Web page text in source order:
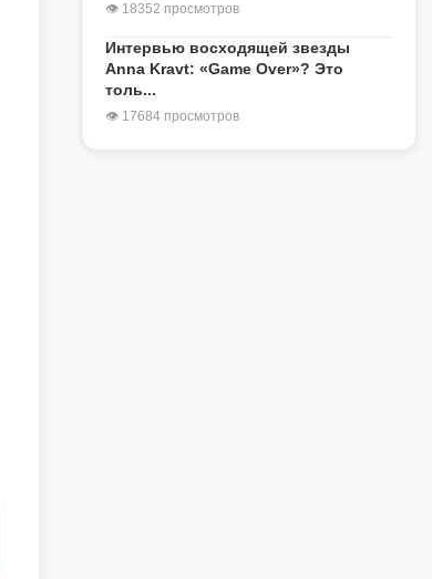
👁 18352 просмотров
Интервью восходящей звезды
Anna Kravt: «Game Over»? Это
толь...
👁 17684 просмотров